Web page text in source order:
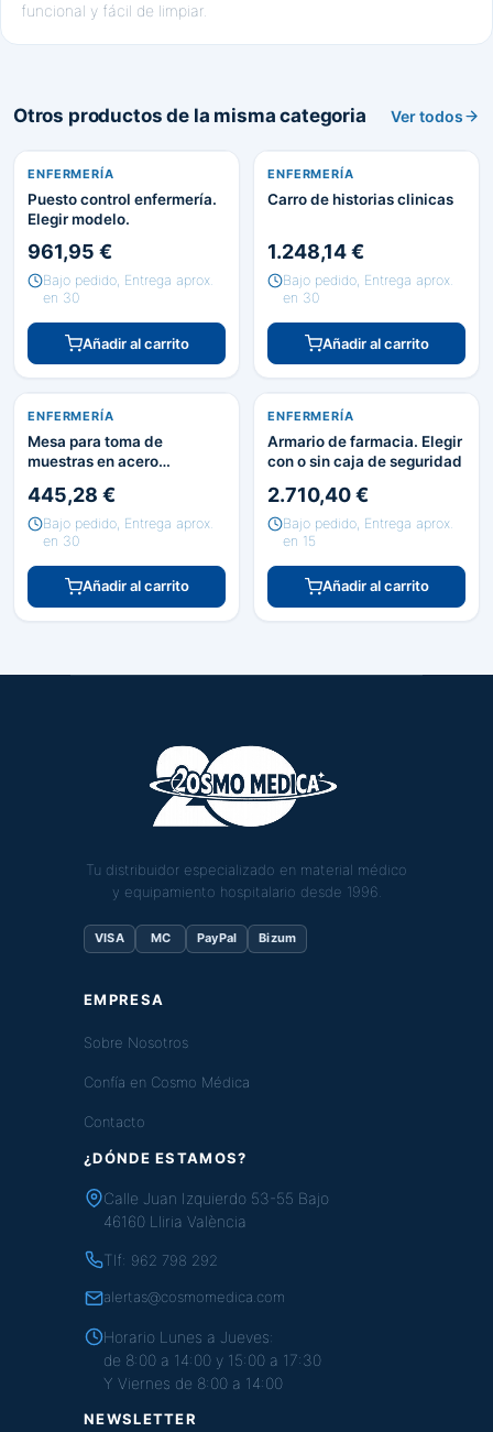
funcional y fácil de limpiar.
Otros productos de la misma categoria Ver todos
ENFERMERÍA
Puesto control enfermería.
Elegir modelo.
961,95 €
Bajo pedido, Entrega aprox.
en 30
Añadir al carrito
ENFERMERÍA
Carro de historias clinicas
1.248,14 €
Bajo pedido, Entrega aprox.
en 30
Añadir al carrito
ENFERMERÍA
Mesa para toma de
muestras en acero
445,28 €
Bajo pedido, Entrega aprox.
en 30
Añadir al carrito
ENFERMERÍA
Armario de farmacia. Elegir
con o sin caja de seguridad
2.710,40 €
Bajo pedido, Entrega aprox.
en 15
Añadir al carrito
Tu distribuidor especializado en material médico
y equipamiento hospitalario desde 1996.
VISA MC PayPal Bizum
EMPRESA
Sobre Nosotros
Confía en Cosmo Médica
Contacto
¿DÓNDE ESTAMOS?
Calle Juan Izquierdo 53-55 Bajo
46160 Lliria València
Tlf: 962 798 292
alertas@cosmomedica.com
Horario Lunes a Jueves:
de 8:00 a 14:00 y 15:00 a 17:30
Y Viernes de 8:00 a 14:00
NEWSLETTER